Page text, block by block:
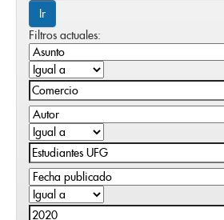
Filtros actuales: